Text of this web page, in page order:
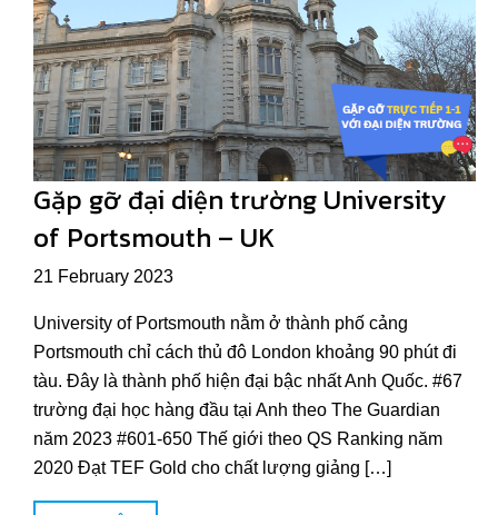
Gặp gỡ đại diện trường University
of Portsmouth – UK
21 February 2023
University of Portsmouth nằm ở thành phố cảng
Portsmouth chỉ cách thủ đô London khoảng 90 phút đi
tàu. Đây là thành phố hiện đại bậc nhất Anh Quốc. #67
trường đại học hàng đầu tại Anh theo The Guardian
năm 2023 #601-650 Thế giới theo QS Ranking năm
2020 Đạt TEF Gold cho chất lượng giảng […]